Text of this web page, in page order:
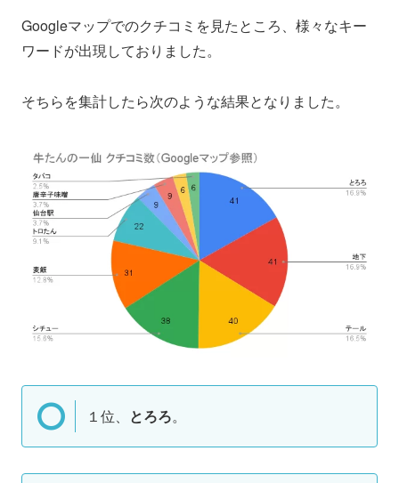
Googleマップでのクチコミを見たところ、様々なキー
ワードが出現しておりました。
そちらを集計したら次のような結果となりました。
１位、 とろろ。